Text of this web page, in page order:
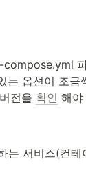
는 옵션이 조
전을 확인 해야
서비스(컨테